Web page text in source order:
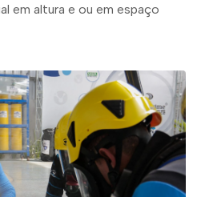
em altura e ou em espaço